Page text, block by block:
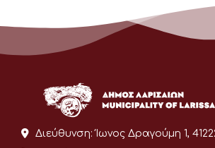
Διεύθυνση: Ίωνος Δραγούμη 1,